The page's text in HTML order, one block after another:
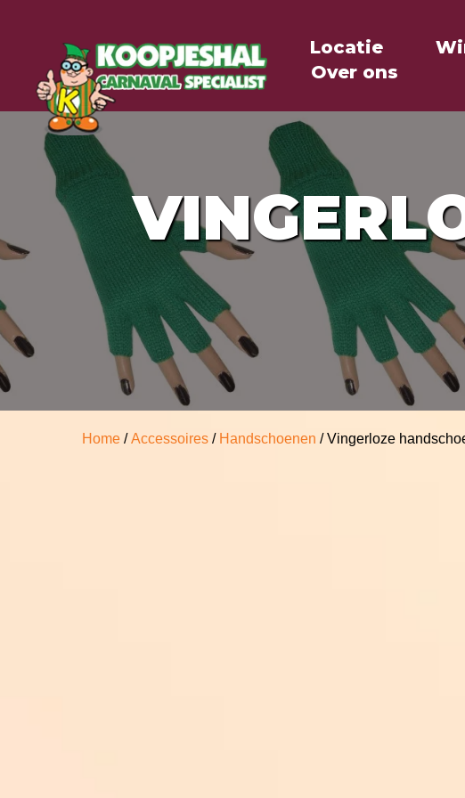
Locatie
Over ons
Home /Accessoires / Handschoenen / Vingerloze